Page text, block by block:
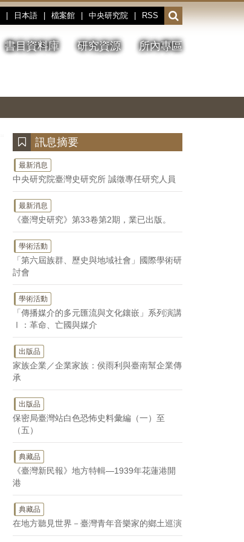
日本語 檔案館 中央研究院 RSS
開
啟
或
收
書目資料庫 研究資源 所內專區
停、
圖
圖
結
訊息摘要
最新消息
中央研究院臺灣史研究所 誠徵專任研究人員
最新消息
《臺灣史研究》第33卷第2期，業已出版。
學術活動
「第六屆族群、歷史與地域社會」國際學術研
討會
學術活動
「傳播媒介的多元匯流與文化鑲嵌」系列演講
Ⅰ：革命、亡國與媒介
出版品
家族企業／企業家族：侯雨利與臺南幫企業傳
承
出版品
保密局臺灣站白色恐怖史料彙編（一）至
（五）
典藏品
《臺灣新民報》地方特輯—1939年花蓮港開
港
典藏品
在地方聽見世界－臺灣青年音樂家的鄉土巡演